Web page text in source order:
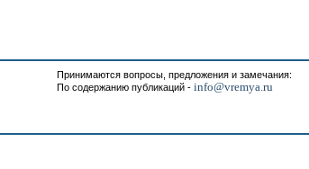
Принимаются вопросы, предложения и замечания:
По содержанию публикаций - info@vremya.ru